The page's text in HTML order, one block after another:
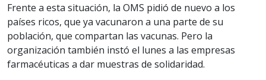
Frente a esta situación, la OMS pidió de nuevo a los
países ricos, que ya vacunaron a una parte de su
población, que compartan las vacunas. Pero la
organización también instó el lunes a las empresas
farmacéuticas a dar muestras de solidaridad.